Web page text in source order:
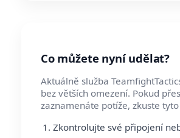
Co můžete nyní udělat?
Aktuálně služba
bez větších omezení. Pokud
zaznamenáte potíže, zkuste
Zkontrolujte své připojení